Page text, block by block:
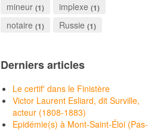
mineur (1) implexe (1)
notaire (1) Russie (1)
Derniers articles
Le certif' dans le Finistère
Victor Laurent Esliard, dit Surville,
acteur (1808-1883)
Epidémie(s) à Mont-Saint-Éloi (Pas-